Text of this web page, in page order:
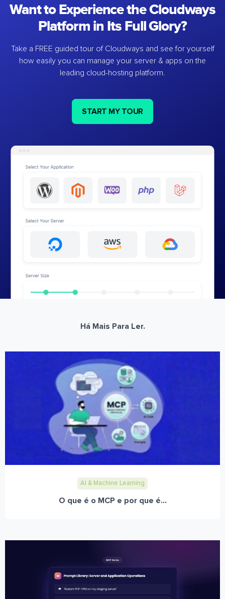
Want to Experience the Cloudways
Platform in Its Full Glory?
Take a FREE guided tour of Cloudways and see for yourself
how easily you can manage your server & apps on the
leading cloud-hosting platform.
START MY TOUR
Há Mais Para Ler.
AI & Machine Learning
O que é o MCP e por que é...